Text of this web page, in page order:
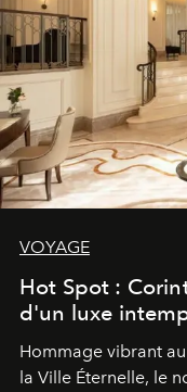
VOYAGE
Hot Spot :
d'un luxe
Hommage vibrant
la Ville Éternelle, le